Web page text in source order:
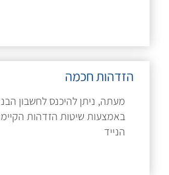
הזדהות חכמה
מעתה, ניתן להיכנס לחשבון
באמצעות שיטות הזדהות
הנייד